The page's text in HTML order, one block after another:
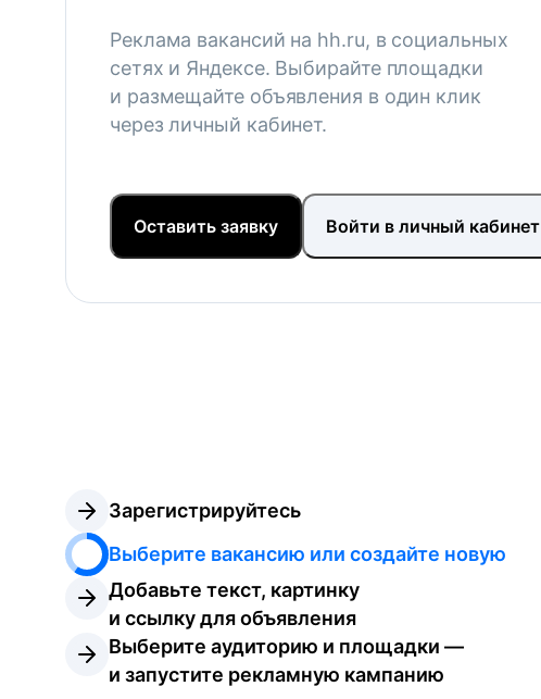
Реклама вакансий на hh.ru, в социальных
сетях и Яндексе. Выбирайте площадки
и размещайте объявления в один клик
через личный кабинет.
Оставить заявку Войти в личный кабинет
Зарегистрируйтесь
Выберите вакансию или создайте новую
Добавьте текст, картинку
и ссылку для объявления
Выберите аудиторию и площадки —
и запустите рекламную кампанию